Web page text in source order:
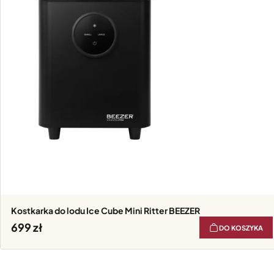
Kostkarka do lodu Ice Cube Mini Ritter BEEZER
699 DO KOSZYKA